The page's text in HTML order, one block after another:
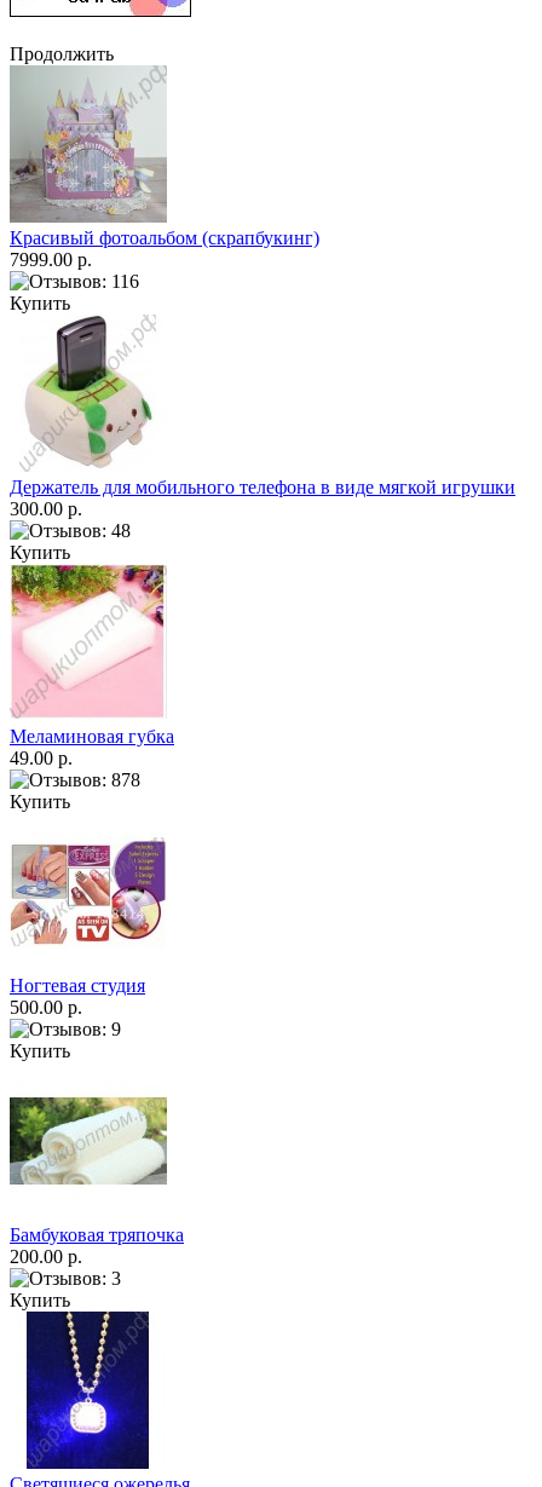
Продолжить
Красивый фотоальбом (скрапбукинг)
7999.00 р.
Купить
Держатель для мобильного телефона в виде мягкой игрушки
300.00 р.
Купить
Меламиновая губка
49.00 р.
Купить
Ногтевая студия
500.00 р.
Купить
Бамбуковая тряпочка
200.00 р.
Купить